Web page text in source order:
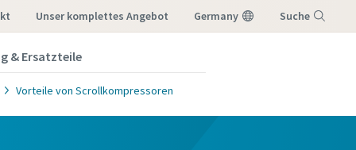
Unser komplettes Angebot Germany Suche
& Ersatzteile
Vorteile von Scrollkompressoren